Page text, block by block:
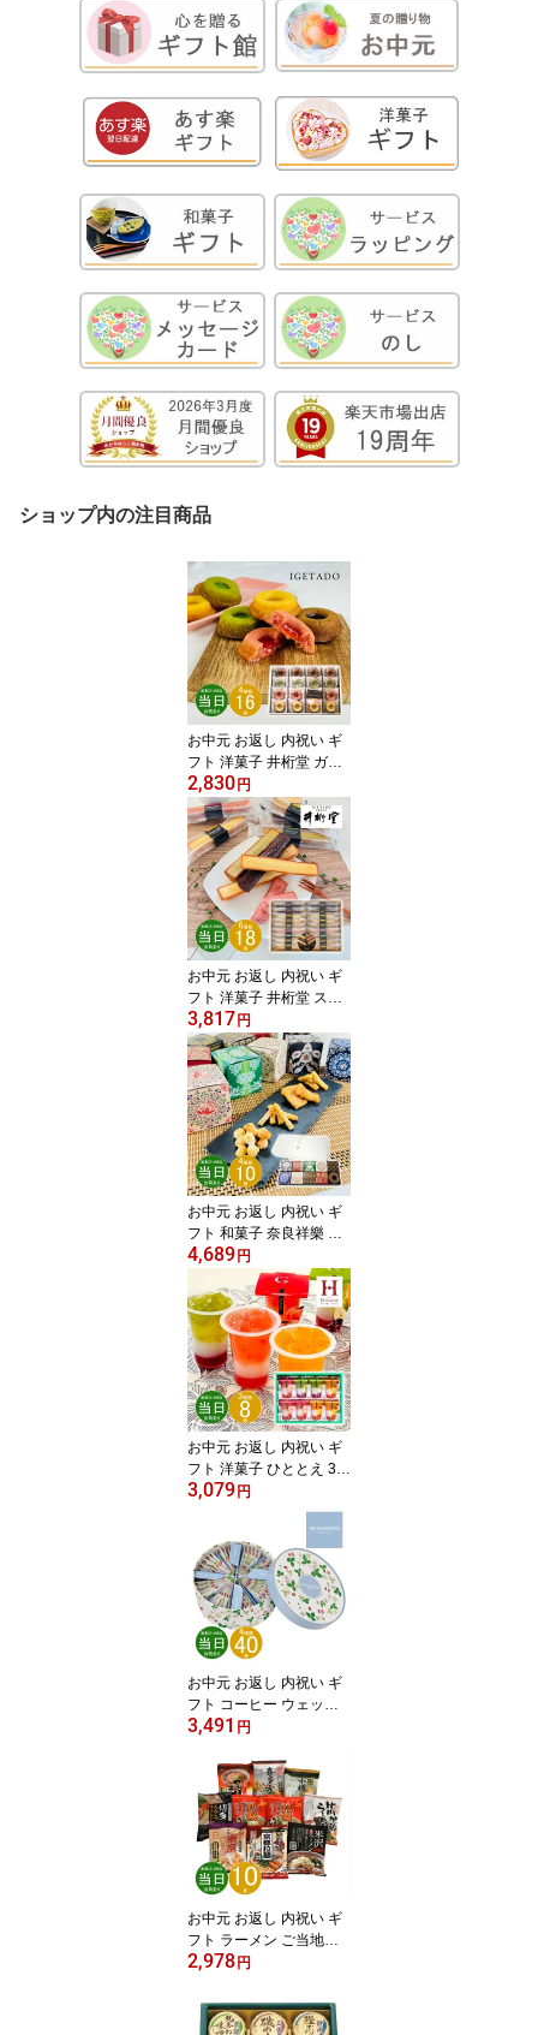
ショップ内の注目商品
お中元 お返し 内祝い ギ
フト 洋菓子 井桁堂 ガト
ープルポ 16個入GP2000
【メーカー包装済】新築
お礼 引越し 志 仏事 送料
無料 あす楽
2,830円
お中元 お返し 内祝い ギ
フト 洋菓子 井桁堂 ステ
ィックケーキギフト 18
個入SC18【メーカー包
装済】 新築 お礼 引越し
志 仏事 送料無料 あす楽
3,817円
お中元 お返し 内祝い ギ
フト 和菓子 奈良祥樂 大
和し美しオリーブなあら
れ10箱セット大和し美し
10 新築 お礼 引越し 志
仏事 送料無料 あす楽 ポ
イント お得 point
4,689円
お中元 お返し 内祝い ギ
フト 洋菓子 ひととえ 3層
デザートジュレパフェ8
号JPD-20 新築 お礼 引越
し 志 仏事 送料無料 あす
楽 ポイント お得 point
3,079円
お中元 お返し 内祝い ギ
フト コーヒー ウェッジ
ウッド ワイルド ストロ
3506CWN40P 新築 お礼
引越し 志 仏事 送料無料
あす楽 ポイント お得 poi
nt
3,491 円
お中元 お返し 内祝い ギ
フト ラーメン ご当地ラ
ーメン味くらべ乾麺 10
引越し 志 仏事 送料無料
あす楽
2,978円